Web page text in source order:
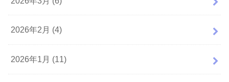
2026年2月 (4)
2026年1月 (11)